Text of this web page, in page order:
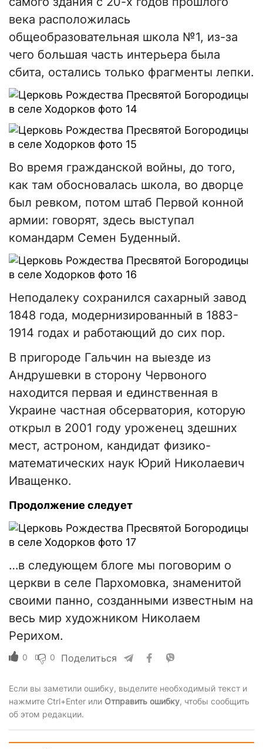
века расположилась
общеобразовательная школа №1, из-за
чего большая часть интерьера была
сбита, остались только фрагменты лепки.
Во время гражданской войны, до того,
как там обосновалась школа, во дворце
был ревком, потом штаб Первой конной
армии: говорят, здесь выступал
командарм Семен Буденный.
Неподалеку сохранился сахарный завод
1848 года, модернизированный в 1883-
1914 годах и работающий до сих пор.
В пригороде Гальчин на выезде из
Андрушевки в сторону Червоного
находится первая и единственная в
Украине частная обсерватория, которую
открыл в 2001 году уроженец здешних
мест, астроном, кандидат физико-
математических наук Юрий Николаевич
Иващенко.
Продолжение следует
…в следующем блоге мы поговорим о
церкви в селе Пархомовка, знаменитой
своими панно, созданными известным на
весь мир художником Николаем
Рерихом.
0 0 Поделиться
Если вы заметили ошибку, выделите необходимый текст и
нажмите Ctrl+Enter или Отправить ошибку, чтобы сообщить
об этом редакции.